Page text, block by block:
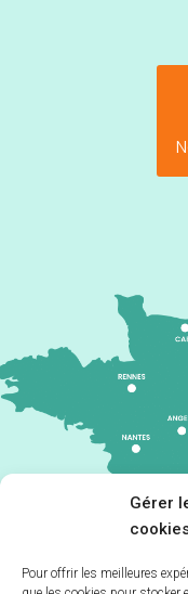
Gérer
Pour offrir les meilleures